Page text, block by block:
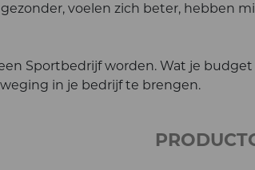
voelen zich beter, hebben
Sportbedrijf worden. Wat je
in je bedrijf te brengen.